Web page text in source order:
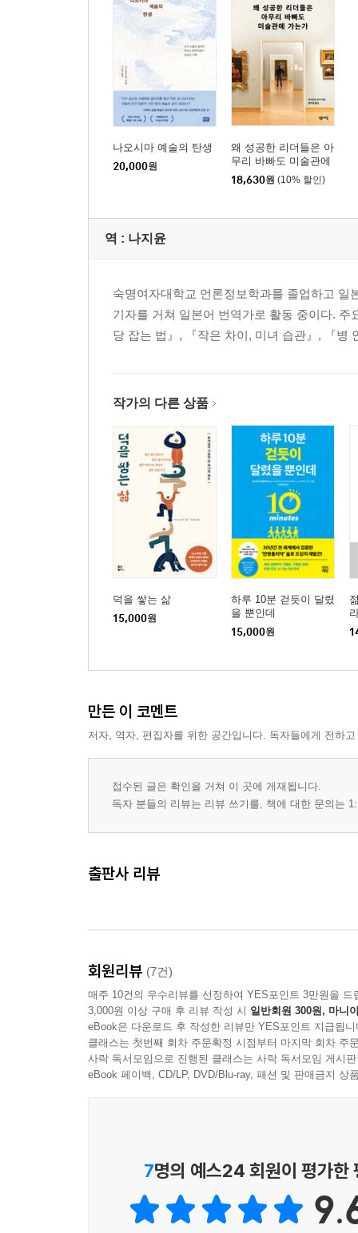
나오시마 예술의 탄생
20,000원
왜 성공한 리더들은 아
무리 바빠도 미술관에
가는가
18,630원 (10% 할인)
역 : 나지윤
숙명여자대학교 언론정보학과를 졸업하고
기자를 거쳐 일본어 번역가로 활동 중이다.
당 잡는 법』, 『작은 차이, 미녀 습관』, 『병
작가의 다른 상품
덕을 쌓는 삶
15,000원
하루 10분 걷듯이 달렸
을 뿐인데
15,000원
만든 이 코멘트
저자, 역자, 편집자를 위한 공간입니다. 독자들에게 전하
접수된 글은 확인을 거쳐 이 곳에 게재됩니다.
독자 분들의 리뷰는 리뷰 쓰기를, 책에 대한 문의는
출판사 리뷰
회원리뷰 (7건)
매주 10건의 우수리뷰를 선정하여 YES포인트 3만원을 드
3,000원 이상 구매 후 리뷰 작성 시 일반회원 300원, 마니
eBook은 다운로드 후 작성한 리뷰만 YES포인트 지급됩니
클래스는 첫번째 회차 주문확정 시점부터 마지막 회차 주
사락 독서모임으로 진행된 클래스는 사락 독서모임 게시
eBook 페이백, CD/LP, DVD/Blu-ray, 패션 및 판매금지 상
7명의 예스24 회원이 평가한